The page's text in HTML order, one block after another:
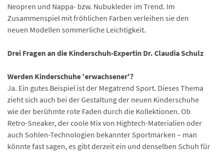
Neopren und Nappa- bzw. Nubukleder im Trend. Im
Zusammenspiel mit fröhlichen Farben verleihen sie den
neuen Modellen sommerliche Leichtigkeit.
Drei Fragen an die Kinderschuh-Expertin Dr. Claudia Schulz
Werden Kinderschuhe 'erwachsener'?
Ja. Ein gutes Beispiel ist der Megatrend Sport. Dieses Thema
zieht sich auch bei der Gestaltung der neuen Kinderschuhe
wie der berühmte rote Faden durch die Kollektionen. Ob
Retro-Sneaker, der coole Mix von Hightech-Materialien oder
auch Sohlen-Technologien bekannter Sportmarken – man
könnte fast sagen, es gibt derzeit ein und denselben Schuh für